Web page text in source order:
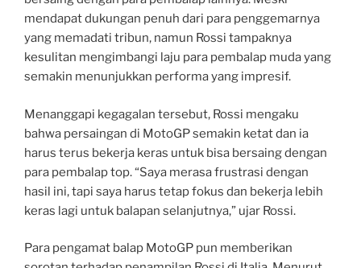
mendapat dukungan penuh dari para penggemarnya
yang memadati tribun, namun Rossi tampaknya
kesulitan mengimbangi laju para pembalap muda yang
semakin menunjukkan performa yang impresif.
Menanggapi kegagalan tersebut, Rossi mengaku
bahwa persaingan di MotoGP semakin ketat dan ia
harus terus bekerja keras untuk bisa bersaing dengan
para pembalap top. “Saya merasa frustrasi dengan
hasil ini, tapi saya harus tetap fokus dan bekerja lebih
keras lagi untuk balapan selanjutnya,” ujar Rossi.
Para pengamat balap MotoGP pun memberikan